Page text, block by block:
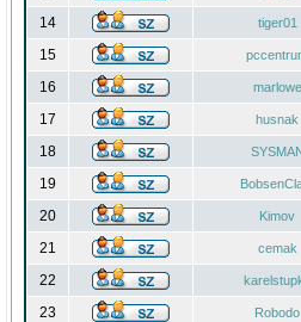
14 tiger01
15
16 marlowe
17 husnak
18
19
20 Kimov
21 cemak
22
23 Robodo